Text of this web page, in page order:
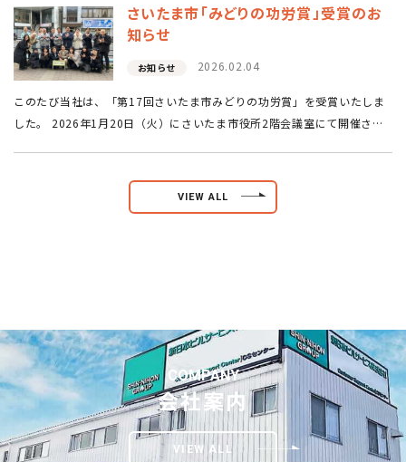
VIEW ALL
さいたま市「みどりの功労賞」受賞のお
知らせ
2026.02.04
お知らせ
このたび当社は、「第17回さいたま市みどりの功労賞」を受賞いたしま
した。 2026年1月20日（火）にさいたま市役所2階会議室にて開催され
COMPANY
会社案内
VIEW ALL